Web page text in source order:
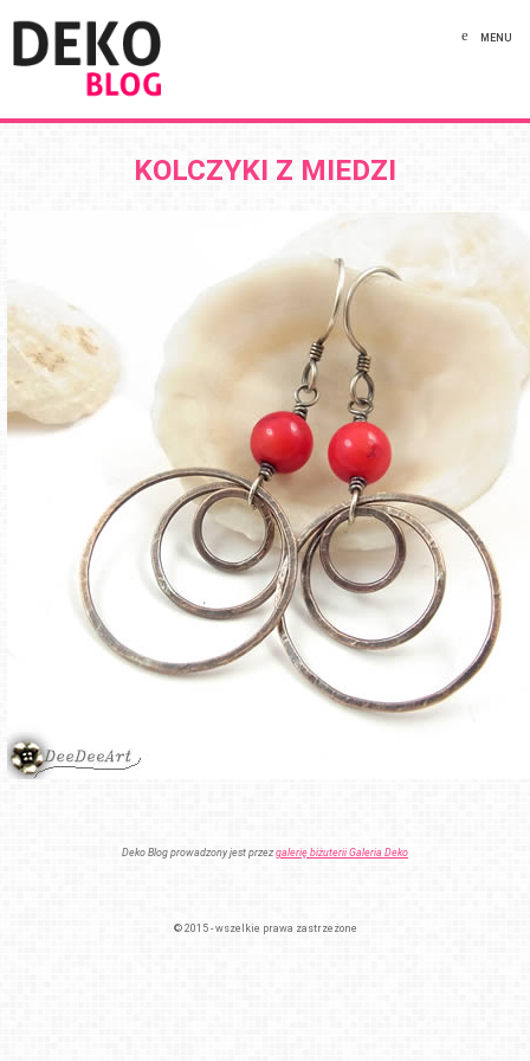
MENU
KOLCZYKI Z MIEDZI
Deko Blog prowadzony jest przezgalerię biżuterii Galeria Deko
© 2015 - wszelkie prawa zastrzeżone